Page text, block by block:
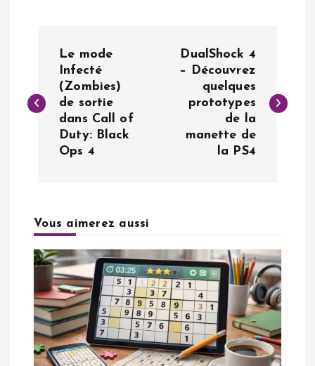
v
a
t
o
n
Le mode
Infecté
(Zombies)
de sortie
dans Call of
Duty: Black
Ops 4
DualShock 4
– Découvrez
quelques
prototypes
de la
manette de
la PS4
Vous aimerez aussi